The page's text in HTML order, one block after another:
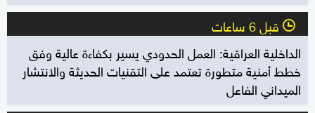
l قبل 6 ساعات
الداخلية العراقية: العمل الحدودي يسير بكفاءة عالية وفق
خطط أمنية متطورة تعتمد على التقنيات الحديثة والانتشار
الميداني الفاعل